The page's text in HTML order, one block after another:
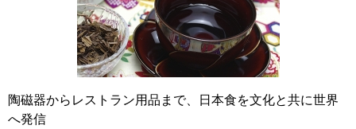
陶磁器からレストラン用品まで、日本食を文化と共に世界
へ発信